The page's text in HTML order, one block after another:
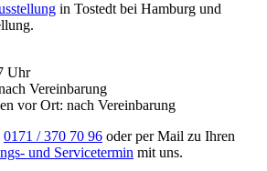
in Tostedt bei Hamburg und
Uhr
Vereinbarung
vor Ort: nach Vereinbarung
0171 / 370 70 96 oder per Mail zu Ihren
und Servicetermin mit uns.